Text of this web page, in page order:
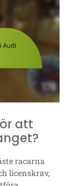
att
racarna
licenskrav,